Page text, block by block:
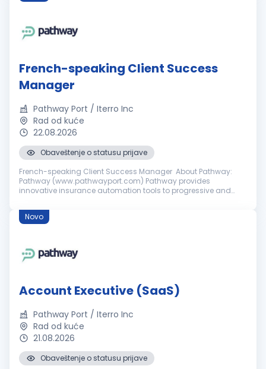
French-speaking Client Success
Manager
Pathway Port / Iterro Inc
Rad od kuće
22.08.2026
Obaveštenje o statusu prijave
French-speaking Client Success Manager About Pathway:
Pathway (www.pathwayport.com) Pathway provides
innovative insurance automation tools to progressive and
States, Canada and the UK. We s...
Novo
Account Executive (SaaS)
Pathway Port / Iterro Inc
Rad od kuće
21.08.2026
Obaveštenje o statusu prijave